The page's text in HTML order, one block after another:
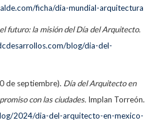
ficha/dia-mundial-arquitectura
futuro: la misión del Día del Arquitecto.
blog/dia-del-
de septiembre). Día del Arquitecto en
con las ciudades. Implan Torreón.
2024/dia-del-arquitecto-en-mexico-